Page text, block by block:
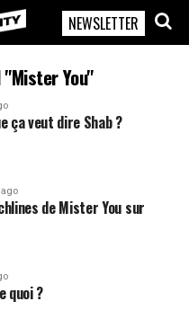
NEWSLETTER
You"
ça veut dire Shab ?
de Mister You sur
quoi ?